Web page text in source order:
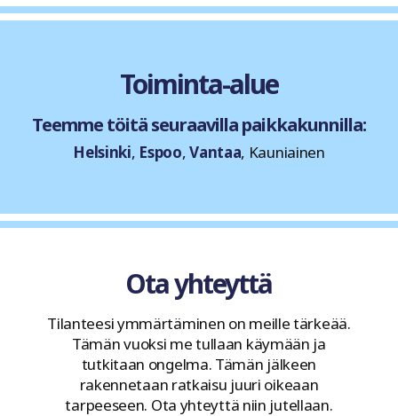
Toiminta-alue
Teemme töitä seuraavilla paikkakunnilla:
Helsinki, Espoo,Vantaa, Kauniainen
Ota yhteyttä
Tilanteesi ymmärtäminen on meille tärkeää.
Tämän vuoksi me tullaan käymään ja
tutkitaan ongelma. Tämän jälkeen
rakennetaan ratkaisu juuri oikeaan
tarpeeseen. Ota yhteyttä niin jutellaan.